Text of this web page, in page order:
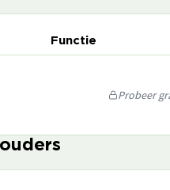
Functie
Probeer